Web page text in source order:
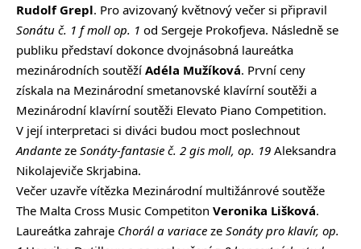
Rudolf Grepl. Pro avizovaný květnový večer si připravil
Sonátu č. 1 f moll op. 1 od Sergeje Prokofjeva. Následně se
publiku představí dokonce dvojnásobná laureátka
mezinárodních soutěží Adéla Mužíková. První ceny
získala na Mezinárodní smetanovské klavírní soutěži a
Mezinárodní klavírní soutěži Elevato Piano Competition.
V její interpretaci si diváci budou moct poslechnout
Andante ze Sonáty-fantasie č. 2 gis moll, op. 19 Aleksandra
Nikolajeviče Skrjabina.
Večer uzavře vítězka Mezinárodní multižánrové soutěže
The Malta Cross Music Competiton Veronika Lišková.
Laureátka zahraje Chorál a variace ze Sonáty pro klavír, op.